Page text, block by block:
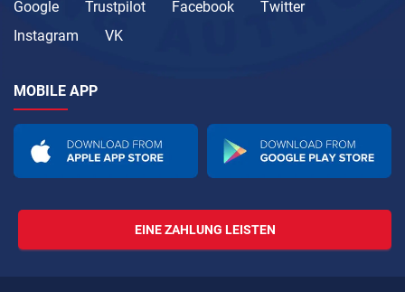
Google Trustpilot Facebook
Twitter
Instagram
VK
MOBILE APP
EINE ZAHLUNG LEISTEN